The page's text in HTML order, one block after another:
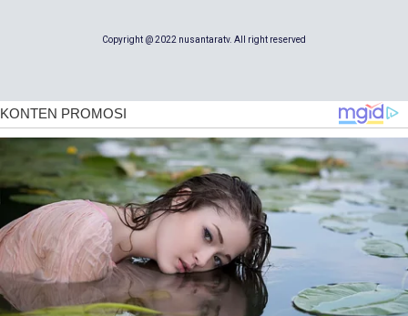
Copyright @ 2022 nusantaratv. All right reserved